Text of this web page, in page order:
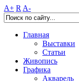
A+ R A-
Главная
Выставки
Статьи
Живопись
Графика
Акварель